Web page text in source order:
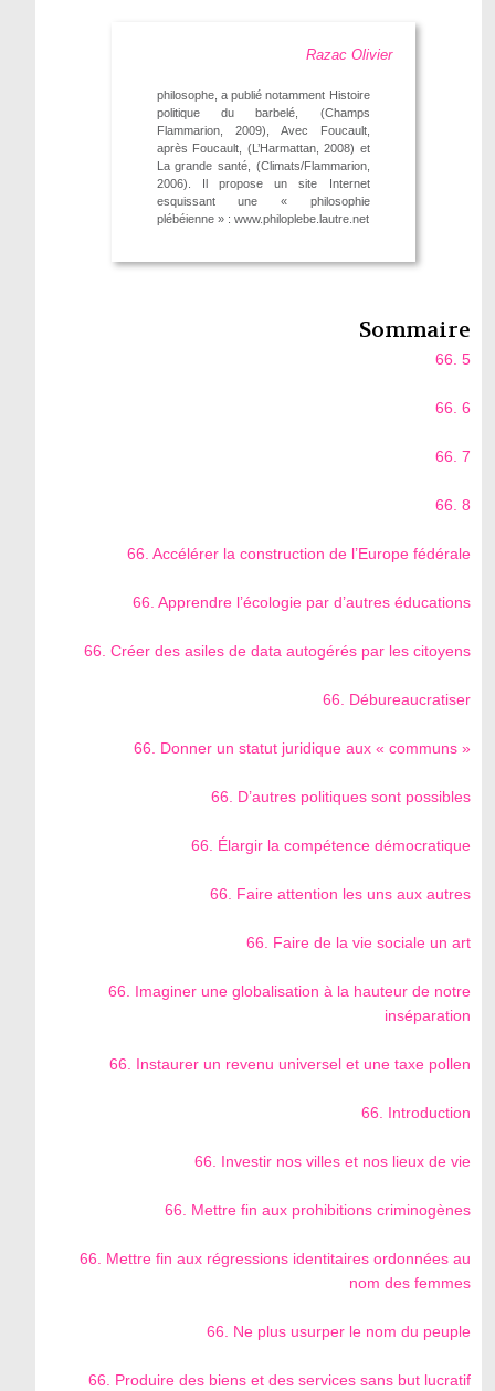
Razac Olivier
philosophe, a publié notamment Histoire
politique du barbelé, (Champs
Flammarion, 2009), Avec Foucault,
après Foucault, (L’Harmattan, 2008) et
La grande santé, (Climats/Flammarion,
2006). Il propose un site Internet
esquissant une « philosophie
plébéienne » : www.philoplebe.lautre.net
Sommaire
66. 5
66. 6
66. 7
66. 8
66. Accélérer la construction de l’Europe fédérale
66. Apprendre l’écologie par d’autres éducations
66. Créer des asiles de data autogérés par les citoyens
66. Débureaucratiser
66. Donner un statut juridique aux « communs »
66. D’autres politiques sont possibles
66. Élargir la compétence démocratique
66. Faire attention les uns aux autres
66. Faire de la vie sociale un art
66. Imaginer une globalisation à la hauteur de notre
inséparation
66. Instaurer un revenu universel et une taxe pollen
66. Introduction
66. Investir nos villes et nos lieux de vie
66. Mettre fin aux prohibitions criminogènes
66. Mettre fin aux régressions identitaires ordonnées au
nom des femmes
66. Ne plus usurper le nom du peuple
66. Produire des biens et des services sans but lucratif